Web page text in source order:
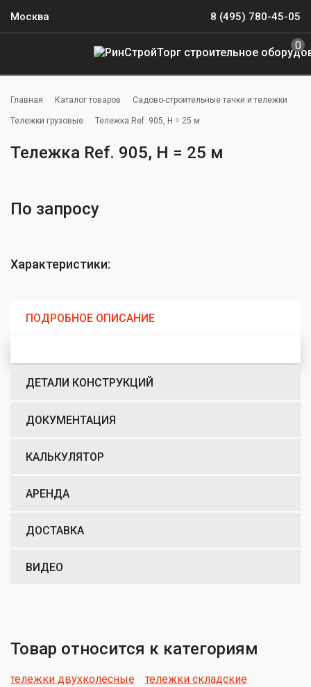
Москва 8 (495) 780-45-05
0
Главная Каталог товаров Садово-строительные тачки и тележки
Тележки грузовые Тележка Ref. 905, H = 25 м
Тележка Ref. 905, H = 25 м
Характеристики:
По запросу
ПОДРОБНОЕ ОПИСАНИЕ
ДЕТАЛИ КОНСТРУКЦИЙ
ДОКУМЕНТАЦИЯ
КАЛЬКУЛЯТОР
АРЕНДА
ДОСТАВКА
ВИДЕО
Товар относится к категориям
тележки двухколесные тележки складские